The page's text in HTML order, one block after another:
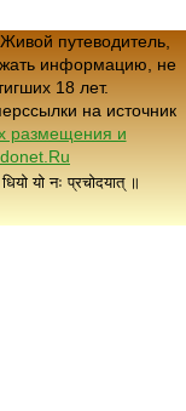
путеводитель,
информацию, не
18 лет.
на источник
размещения и
यो नः प्रचोदयात् ॥